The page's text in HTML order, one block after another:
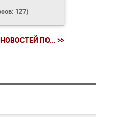
127)
ПО... >>